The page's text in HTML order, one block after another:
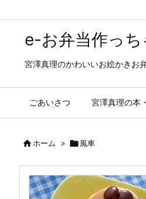
e-お弁当作っ
宮澤真理のかわいいお絵かきお
ごあいさつ 宮澤真理の本
ホーム > 風車